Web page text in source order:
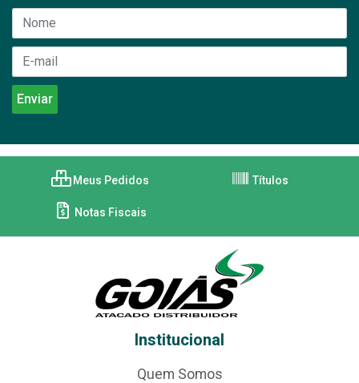
Meus Pedidos Títulos
Notas Fiscais
Institucional
Quem Somos